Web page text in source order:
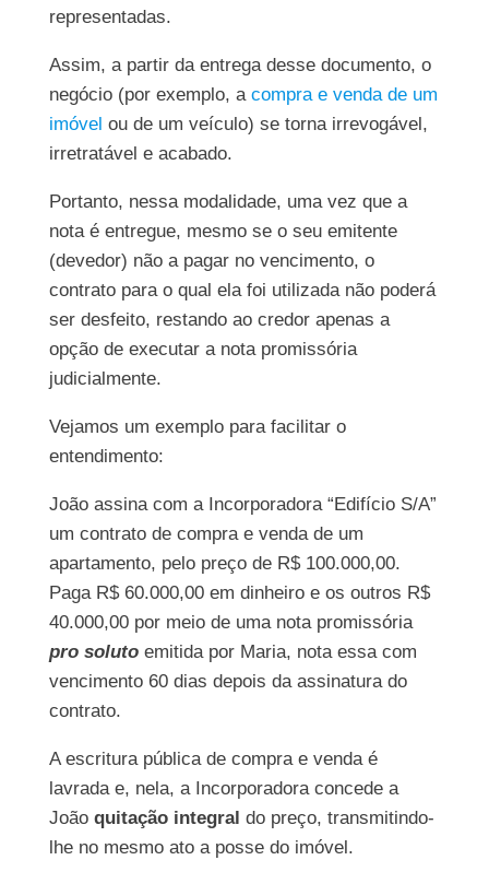
representadas.
Assim, a partir da entrega desse documento, o
negócio (por exemplo, a compra e venda de um
imóvel ou de um veículo) se torna irrevogável,
irretratável e acabado.
Portanto, nessa modalidade, uma vez que a
nota é entregue, mesmo se o seu emitente
(devedor) não a pagar no vencimento, o
contrato para o qual ela foi utilizada não poderá
ser desfeito, restando ao credor apenas a
opção de executar a nota promissória
judicialmente.
Vejamos um exemplo para facilitar o
entendimento:
João assina com a Incorporadora “Edifício S/A”
um contrato de compra e venda de um
apartamento, pelo preço de R$ 100.000,00.
Paga R$ 60.000,00 em dinheiro e os outros R$
40.000,00 por meio de uma nota promissória
pro solutoemitida por Maria, nota essa com
vencimento 60 dias depois da assinatura do
contrato.
A escritura pública de compra e venda é
lavrada e, nela, a Incorporadora concede a
João quitação integral do preço, transmitindo-
lhe no mesmo ato a posse do imóvel.